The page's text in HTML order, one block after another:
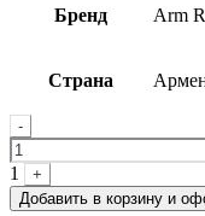
Бренд Arm
Страна
Quantity
-
1
+
Добавить в корзину и